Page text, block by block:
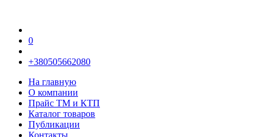
0
+380505662080
На главную
О компании
Прайс TM и КТП
Каталог товаров
Публикации
Контакты